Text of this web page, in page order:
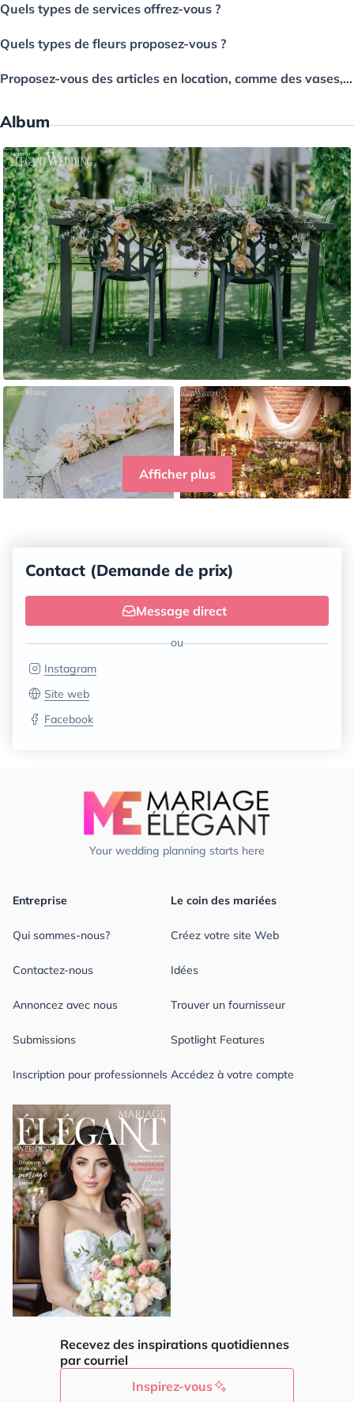
Quels types de services offrez-vous ?
Quels types de fleurs proposez-vous ?
Proposez-vous des articles en location, comme des vases, des arches ou des bougies ?
Album
Afficher plus
Contact (Demande de prix)
Message direct
ou
Instagram
Site web
Facebook
Your wedding planning starts here
Entreprise
Qui sommes-nous?
Contactez-nous
Annoncez avec nous
Submissions
Inscription pour professionnels
Le coin des mariées
Créez votre site Web
Idées
Trouver un fournisseur
Spotlight Features
Accédez à votre compte
Recevez des inspirations quotidiennes
par courriel
Inspirez-vous